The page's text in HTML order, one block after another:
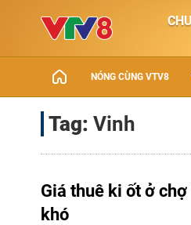
NÓNG CÙNG VTV8
Tag: Vinh
Giá thuê ki ốt ở
khó